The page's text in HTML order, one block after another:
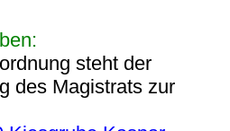
steht der
des Magistrats zur